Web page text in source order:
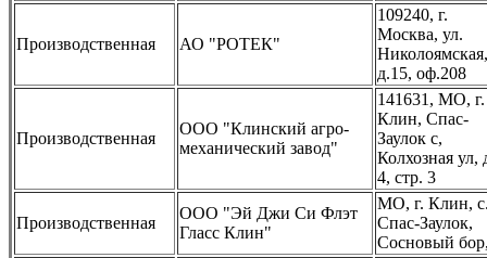
Производственная АО "РОТЕК"
109240, г.
Москва, ул.
Николоямская,
д.15, оф.208
Производственная
ООО "Клинский агро-
механический завод"
141631, МО, г.
Клин, Спас-
Заулок с,
Колхозная ул,
4, стр. 3
Производственная
ООО "Эй Джи Си Флэт
Гласс Клин"
МО, г. Клин,
Спас-Заулок,
Сосновый